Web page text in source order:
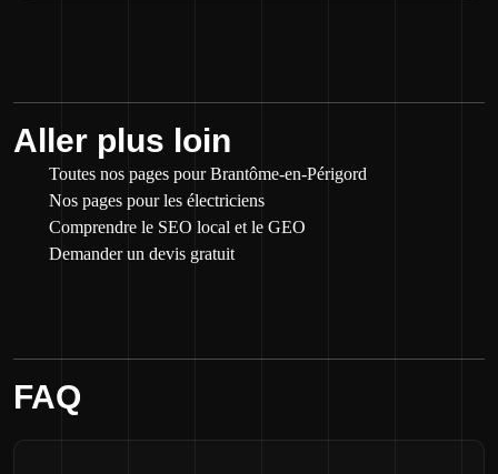
Aller plus loin
Toutes nos pages pour Brantôme-en-Périgord
Nos pages pour les électriciens
Comprendre le SEO local et le GEO
Demander un devis gratuit
FAQ